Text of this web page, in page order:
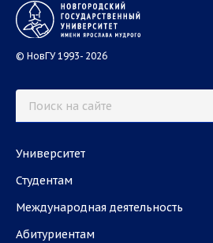
© НовГУ 1993- 2026
Университет
Студентам
Международная деятельность
Абитуриентам